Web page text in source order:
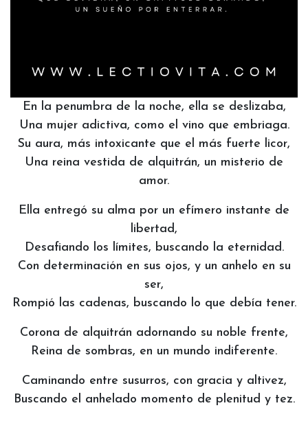
En la penumbra de la noche, ella se deslizaba,
Una mujer adictiva, como el vino que embriaga.
Su aura, más intoxicante que el más fuerte licor,
Una reina vestida de alquitrán, un misterio de
amor.
Ella entregó su alma por un efímero instante de
libertad,
Desafiando los límites, buscando la eternidad.
Con determinación en sus ojos, y un anhelo en su
ser,
Rompió las cadenas, buscando lo que debía tener.
Corona de alquitrán adornando su noble frente,
Reina de sombras, en un mundo indiferente.
Caminando entre susurros, con gracia y altivez,
Buscando el anhelado momento de plenitud y tez.